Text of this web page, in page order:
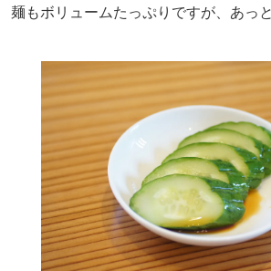
麺もボリュームたっぷりですが、あっ